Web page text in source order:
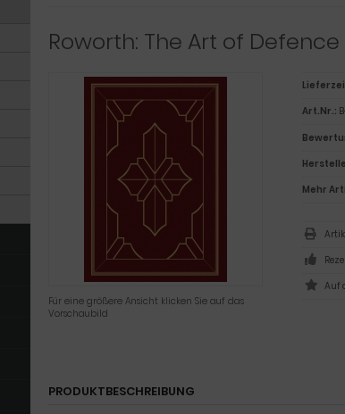
Roworth: The Art of
Für eine größere Ansicht klicken Sie auf das
Vorschaubild
Art.Nr.:
Mehr
PRODUKTBESCHREIBUNG